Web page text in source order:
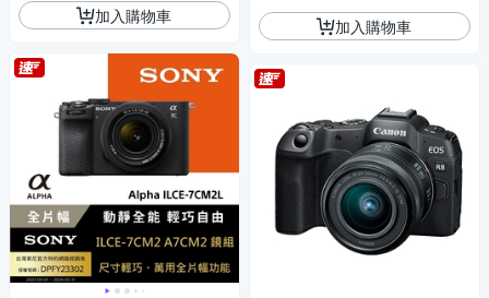
加入購物車 加入購物車